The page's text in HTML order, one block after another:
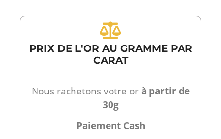
PRIX DE L'OR AU GRAMME PAR
CARAT
Nous rachetons votre orà partir de
30g
Paiement Cash